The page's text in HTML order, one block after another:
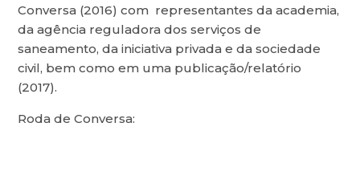
Conversa (2016) com representantes da academia,
da agência reguladora dos serviços de
saneamento, da iniciativa privada e da sociedade
civil, bem como em uma publicação/relatório
(2017).
Roda de Conversa: